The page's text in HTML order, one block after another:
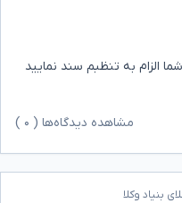
مشاهده دیدگاه‌ها ( ۰
بنیاد وکلا